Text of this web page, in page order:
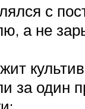
с
а не
за один